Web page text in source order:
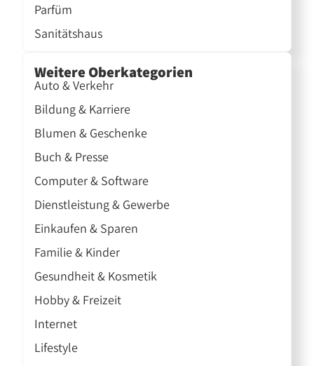
Parfüm
Sanitätshaus
Weitere Oberkategorien
Auto & Verkehr
Bildung & Karriere
Blumen & Geschenke
Buch & Presse
Computer & Software
Dienstleistung & Gewerbe
Einkaufen & Sparen
Familie & Kinder
Gesundheit & Kosmetik
Hobby & Freizeit
Internet
Lifestyle